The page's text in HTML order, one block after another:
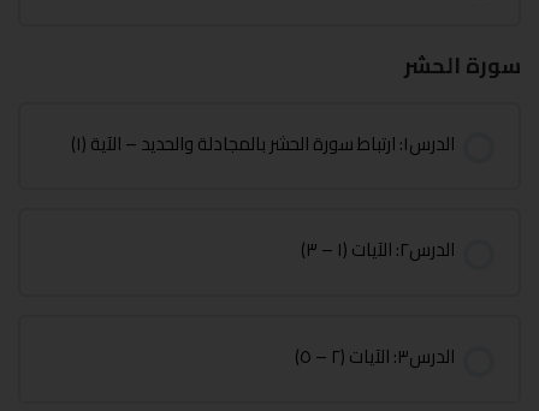
سورة الحشر
الدرس١: ارتباط سورة الحشر بالمجادلة والحديد – الآية (١)
الدرس٢: الآيات (١ – ٣)
الدرس٣: الآيات (٢ – ٥)